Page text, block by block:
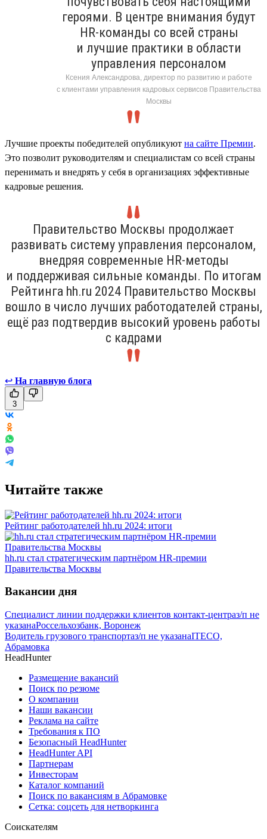
героями. В центре внимания будут
HR-команды со всей страны
и лучшие практики в области
управления персоналом
Ксения Александрова, директор по развитию и работе
с клиентами управления кадровых сервисов Правительства
Москвы
Лучшие проекты победителей опубликуют на сайте Премии.
Это позволит руководителям и специалистам со всей страны
перенимать и внедрять у себя в организациях эффективные
кадровые решения.
Правительство Москвы продолжает
развивать систему управления персоналом,
внедряя современные HR-методы
и поддерживая сильные команды. По итогам
Рейтинга hh.ru 2024 Правительство Москвы
вошло в число лучших работодателей страны,
ещё раз подтвердив высокий уровень работы
с кадрами
↩ На главную блога
3
Читайте также
Рейтинг работодателей hh.ru 2024: итоги
hh.ru стал стратегическим партнёром HR-премии
Правительства Москвы
Вакансии дня
Специалист линии поддержки клиентов контакт-центраз/п не
указанаРоссельхозбанк, Воронеж
Водитель грузового транспортаз/п не указанаITECO,
Абрамовка
HeadHunter
Размещение вакансий
Поиск по резюме
О компании
Наши вакансии
Реклама на сайте
Требования к ПО
Безопасный HeadHunter
HeadHunter API
Партнерам
Инвесторам
Каталог компаний
Поиск по вакансиям в Абрамовке
Сетка: соцсеть для нетворкинга
Соискателям